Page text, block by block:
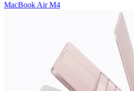
MacBook Air M4